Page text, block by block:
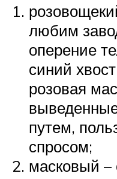
любим
оперение
синий
розовая
путем,
спросом;
масковый –